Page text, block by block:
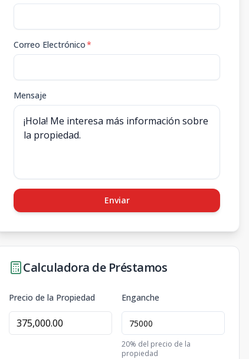
Correo Electrónico*
Mensaje
Enviar
Calculadora de Préstamos
Precio de la Propiedad Enganche
20% del precio de la
propiedad